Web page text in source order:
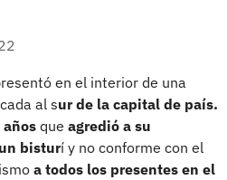
en el interior de una
al sur de la capital de país.
que agredió a su
bisturí y no conforme con el
a todos los presentes en el